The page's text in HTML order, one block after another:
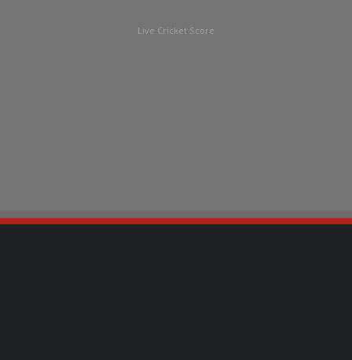
Live Cricket Score